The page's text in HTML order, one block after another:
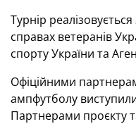
Турнір
справах ветеранів
спорту України та
Офіційними
ампфутболу
Партнерами проєкту